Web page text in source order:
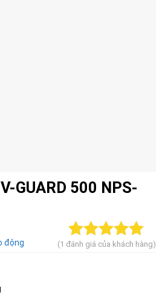
GUARD 500 NPS-
động
5.00 trên 5
1
(1 đánh giá của khách hàng)